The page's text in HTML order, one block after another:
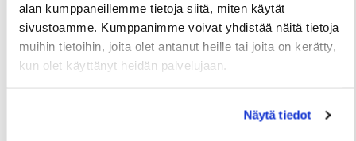
alan kumppaneillemme tietoja siitä, miten käytät
sivustoamme. Kumppanimme voivat yhdistää näitä tietoja
muihin tietoihin, joita olet antanut heille tai joita on kerätty,
kun olet käyttänyt heidän palvelujaan.
Näytä tiedot
Useita uudis- ja peruskorjauskohteita
valmistumassa loppuvuonna, hakuajat alkavat
elokuussa